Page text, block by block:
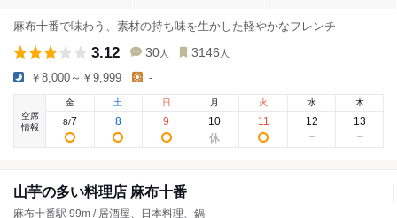
麻布十番で味わう、素材の持ち味を生かした軽やかなフレンチ
3.12 30 人 3146 人
￥8,000～￥9,999 -
空席
情報
金
8/7
土
8
日
9
月
10
火
11
水
12
木
13
山芋の多い料理店 麻布十番
麻布十番駅 99m / 居酒屋、日本料理、鍋